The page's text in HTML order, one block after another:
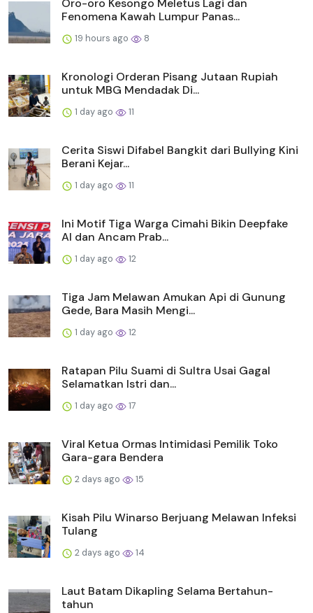
Oro-oro Kesongo Meletus Lagi dan
Fenomena Kawah Lumpur Panas...
19 hours ago 8
Kronologi Orderan Pisang Jutaan Rupiah
untuk MBG Mendadak Di...
1 day ago 11
Cerita Siswi Difabel Bangkit dari Bullying Kini
Berani Kejar...
1 day ago 11
Ini Motif Tiga Warga Cimahi Bikin Deepfake
AI dan Ancam Prab...
1 day ago 12
Tiga Jam Melawan Amukan Api di Gunung
Gede, Bara Masih Mengi...
1 day ago 12
Ratapan Pilu Suami di Sultra Usai Gagal
Selamatkan Istri dan...
1 day ago 17
Viral Ketua Ormas Intimidasi Pemilik Toko
Gara-gara Bendera
2 days ago 15
Kisah Pilu Winarso Berjuang Melawan Infeksi
Tulang
2 days ago 14
Laut Batam Dikapling Selama Bertahun-
tahun